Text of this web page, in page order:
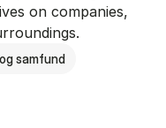
on companies,
samfund